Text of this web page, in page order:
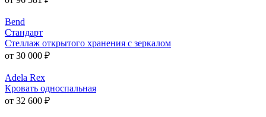
Bend
Стандарт
Стеллаж открытого хранения с зеркалом
от 30 000 ₽
Adela Rex
Кровать односпальная
от 32 600 ₽